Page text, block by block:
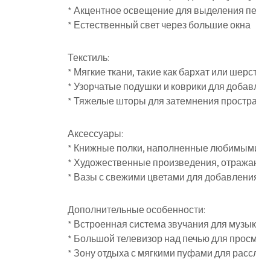
* Акцентное освещение для выделения
* Естественный свет через большие окна
Текстиль:
* Мягкие ткани, такие как бархат или
* Узорчатые подушки и коврики для
* Тяжелые шторы для затемнения
Аксессуары:
* Книжные полки, наполненные
* Художественные произведения,
* Вазы с свежими цветами для
Дополнительные особенности:
* Встроенная система звучания для
* Большой телевизор над печью для
* Зону отдыха с мягкими пуфами для